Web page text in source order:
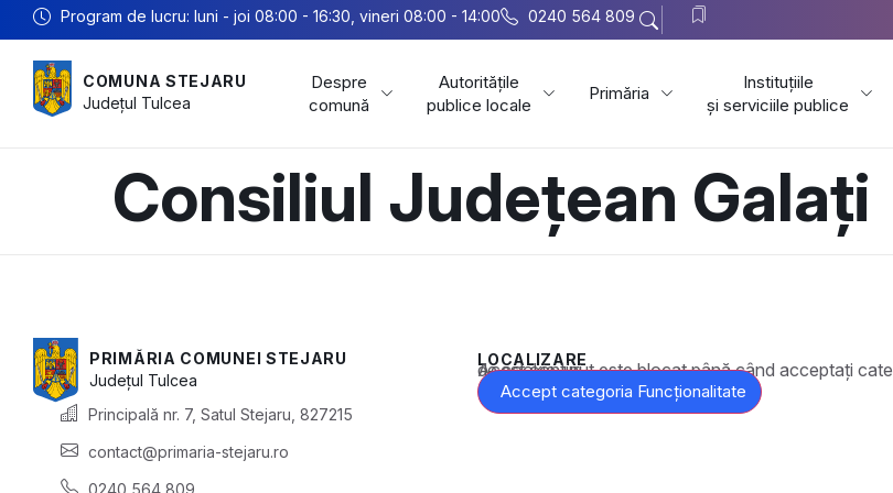
Program de lucru: luni - joi 08:00 - 16:30, vineri 08:00 - 14:00 0240 564 809
COMUNA STEJARU
Județul Tulcea
Despre
comună
Autoritățile
publice locale
Primăria
Instituțiile
și serviciile publice
Consiliul Județean Galați
PRIMĂRIA COMUNEI STEJARU
Județul Tulcea
Principală nr. 7, Satul Stejaru, 827215
contact@primaria-stejaru.ro
0240 564 809
LOCALIZARE
Acest conținut este blocat până când acceptați categoria corespunzătoare de cookie-uri.
Accept categoria Funcționalitate